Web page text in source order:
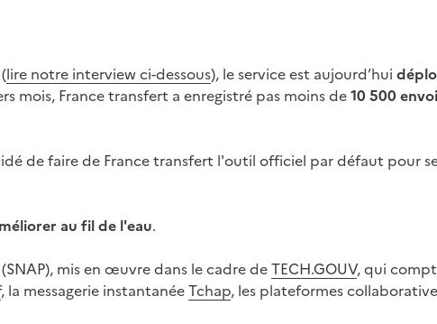
lire notre interview ci-dessous), le service est aujourd’hui
mois, France transfert a enregistré pas moins de10 500
de faire de France transfert l'outil officiel par défaut pour
au fil de l'eau.
(SNAP), mis en œuvre dans le cadre deTECH.GOUV, qui
, la messagerie instantanéeTchap, les plateformes